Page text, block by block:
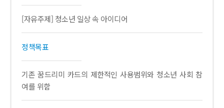
[자유주제] 청소년 일상 속 아이디어
정책목표
기존 꿈드리미 카드의 제한적인 사용범위와 청소년 사회 참
여를 위함